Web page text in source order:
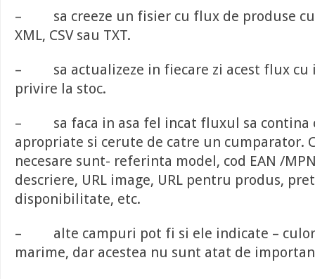
– sa creeze un fisier cu flux de produse cu
XML, CSV sau TXT.
– sa actualizeze in fiecare zi acest flux cu
privire la stoc.
– sa faca in asa fel incat fluxul sa contina
apropriate si cerute de catre un cumparator.
necesare sunt- referinta model, cod EAN /
descriere, URL image, URL pentru produs,
disponibilitate, etc.
– alte campuri pot fi si ele indicate –
marime, dar acestea nu sunt atat de